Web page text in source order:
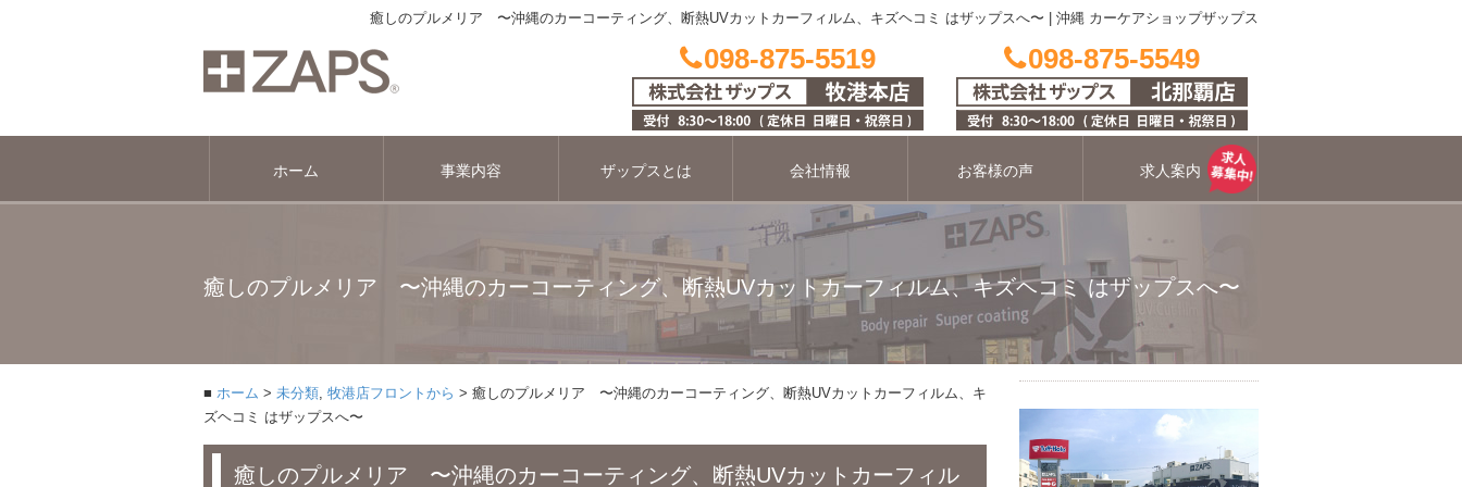
癒しのプルメリア 〜沖縄のカーコーティング、断熱UVカットカーフィルム、キズヘコミ はザップスへ〜 沖縄 カーケアショップザップス
098-875-5519 098-875-5549
ホーム 事業内容 ザップスとは 会社情報 お客様の声 求人案内
癒しのプルメリア 〜沖縄のカーコーティング、断熱UVカットカーフィルム、キズヘコミ はザップスへ〜
ホーム 未分類, 牧港店フロントから
癒しのプルメリア 〜沖縄のカーコーティング、断熱UVカットカーフィルム、キ
ズヘコミ はザップスへ〜
癒しのプルメリア 〜沖縄のカーコーティング、断熱UVカットカーフィル